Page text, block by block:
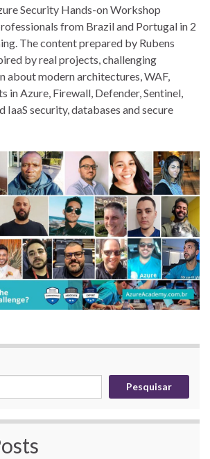
Security Hands-on Workshop
from Brazil and Portugal in 2
The content prepared by Rubens
by real projects, challenging
about modern architectures, WAF,
in Azure, Firewall, Defender, Sentinel,
IaaS security, databases and secure
Pesquisar